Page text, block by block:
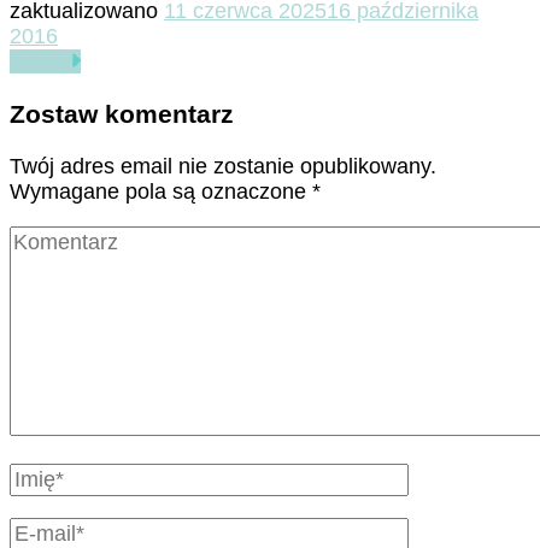
zaktualizowano 11 czerwca 202516 października
2016
Zostaw komentarz
Twój adres email nie zostanie opublikowany.
Wymagane pola są oznaczone *